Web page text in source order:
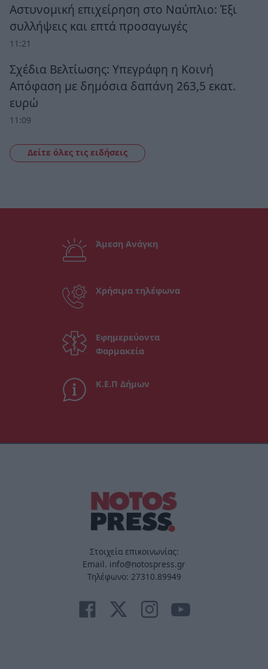
Αστυνομική επιχείρηση στο Ναύπλιο: Έξι
συλλήψεις και επτά προσαγωγές
11:21
Σχέδια Βελτίωσης: Υπεγράφη η Κοινή
Απόφαση με δημόσια δαπάνη 263,5 εκατ.
ευρώ
11:09
Δείτε όλες τις ειδήσεις
Άμεση Ανάγκη
Χρήσιμα τηλέφωνα
Εφημερεύοντα
Φαρμακεία
Κ.Ε.Π Δήμων
Στοιχεία επικοινωνίας:
Email. info@notospress.gr
Τηλέφωνο: 27310.89949